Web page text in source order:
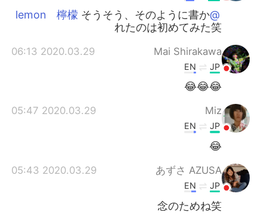
@lemon 檸檬
そうそう、そのように書か
れたのは初めてみた笑
Mai Shirakawa
2020.03.29 06:13
JP
EN
😂😂😂
Miz
2020.03.29 05:47
JP
EN
😂
あずさ AZUSA
2020.03.29 05:43
JP
EN
念のためね笑